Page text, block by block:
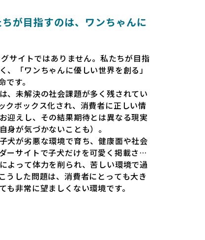
が目指すのは、ワンちゃんに
サイトではありません。私たちが目指
「ワンちゃんに優しい世界を創る」
す。
、未解決の社会課題が多く残されてい
クボックス化され、消費者に正しい情
迎えし、その結果期待とは異なる現実
身が気づかないことも）。
犬が劣悪な環境で育ち、健康面や社会
ーサイトで子犬だけを可愛く掲載され
よって体力を削られ、苦しい環境で過
うした問題は、消費者にとっても大き
非常に望ましくない環境です。
て選べる場所を提供すべきだと考え
ゃんを家族のように愛する「優良ブ